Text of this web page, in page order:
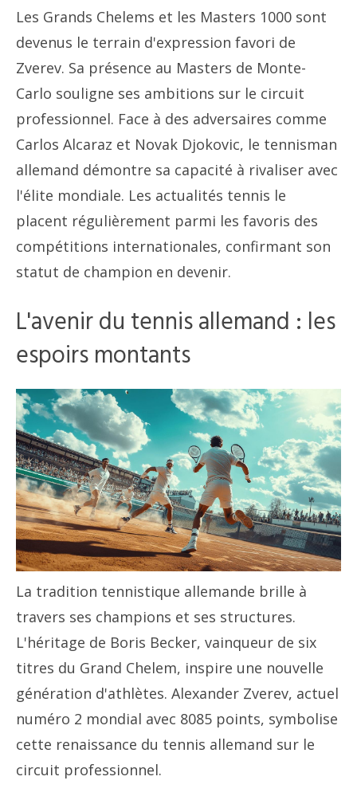
Les Grands Chelems et les Masters 1000 sont
devenus le terrain d'expression favori de
Zverev. Sa présence au Masters de Monte-
Carlo souligne ses ambitions sur le circuit
professionnel. Face à des adversaires comme
Carlos Alcaraz et Novak Djokovic, le tennisman
allemand démontre sa capacité à rivaliser avec
l'élite mondiale. Les actualités tennis le
placent régulièrement parmi les favoris des
compétitions internationales, confirmant son
statut de champion en devenir.
L'avenir du tennis allemand : les
espoirs montants
La tradition tennistique allemande brille à
travers ses champions et ses structures.
L'héritage de Boris Becker, vainqueur de six
titres du Grand Chelem, inspire une nouvelle
génération d'athlètes. Alexander Zverev, actuel
numéro 2 mondial avec 8085 points, symbolise
cette renaissance du tennis allemand sur le
circuit professionnel.